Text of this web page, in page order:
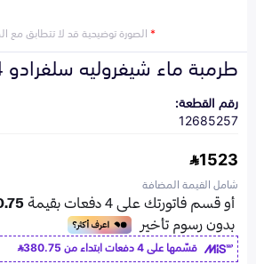
*الصورة توضيحية قد لا تتطابق مع
طرمبة ماء شيفروليه سلفرادو 2014-2022
رقم القطعة:
12685257
1523
شامل القيمة المضافة
قسّمها على 4 دفعات ابتداء من
380.75